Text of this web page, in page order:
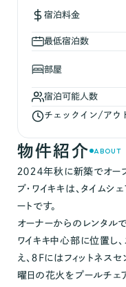
宿泊料金
最低宿泊数
部屋
宿泊可能人数
チェックイン/アウ
物件紹介 ABOUT
２０２４年秋に新築でオー
ブ・ワイキキは、タイム
ートです。
オーナーからのレンタル
ワイキキ中心部に位置し
え、８Fにはフィットネス
曜日の花火をプールチェ